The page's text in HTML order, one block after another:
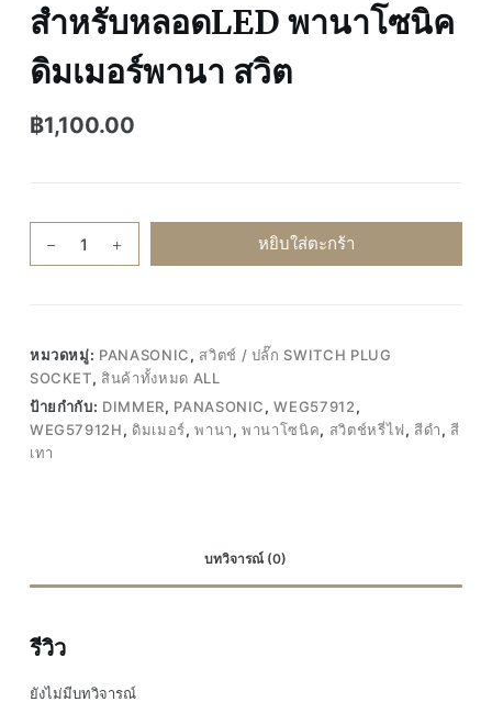
สำหรับหลอดLED พานาโซนิค
ดิมเมอร์พานา สวิต
฿1,100.00
ของ
DIMMER
50W
สวิตช์
เม
อร์
หยิบใส่ตะกร้า
หมวดหมู่: PANASONIC, สวิตช์ / ปลั๊ก SWITCH PLUG
SOCKET, สินค้าทั้งหมด ALL
ป้ายกำกับ: DIMMER, PANASONIC,WEG57912,
WEG57912H, ดิมเมอร์,พานา,พานาโซนิค, สวิตช์หรี่ไฟ, สีดำ, สี
เทา
บทวิจารณ์ (0)
รีวิว
ยังไม่มีบทวิจารณ์